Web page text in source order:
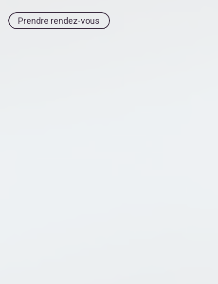
Prendre rendez-vous